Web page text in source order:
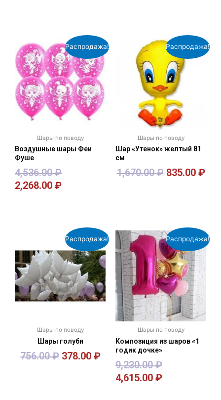
Распродажа!
Шары по поводу
Воздушные шары Феи
Фуше
4,536.00₽
2,268.00 ₽
Распродажа!
Шары по поводу
Шар «Утенок» желтый 81
см
1,670.00₽ 835.00 ₽
Распродажа!
Шары по поводу
Шары голуби
756.00₽ 378.00 ₽
Распродажа!
Шары по поводу
Композиция из шаров «1
годик дочке»
9,230.00₽
4,615.00 ₽